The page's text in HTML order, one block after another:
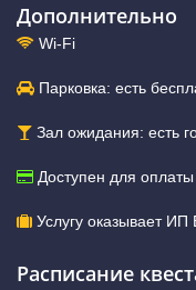
Дополнительно
Wi-Fi
Парковка: есть
Зал ожидания: есть
Доступен для
Услугу оказывает
Расписание